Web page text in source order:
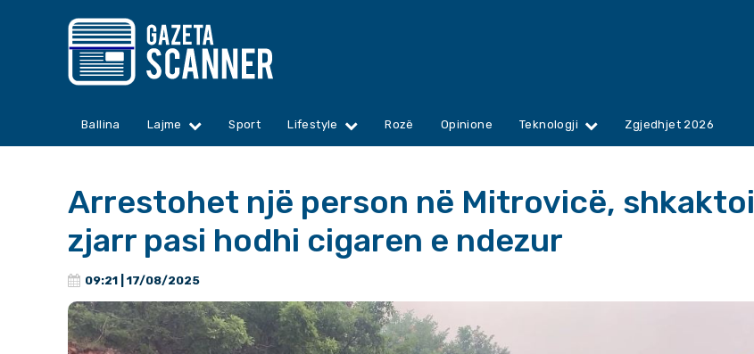
Ballina Lajme Sport Lifestyle Rozë Opinione Teknologji Zgjedhjet 2026
Arrestohet një person në Mitrovicë, shkaktoi
zjarr pasi hodhi cigaren e ndezur
09:21 | 17/08/2025